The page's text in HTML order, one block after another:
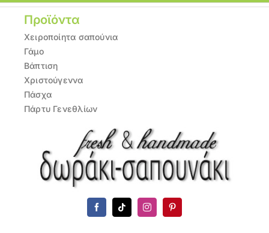
Προϊόντα
Χειροποίητα σαπούνια
Γάμο
Βάπτιση
Χριστούγεννα
Πάσχα
Πάρτυ Γενεθλίων